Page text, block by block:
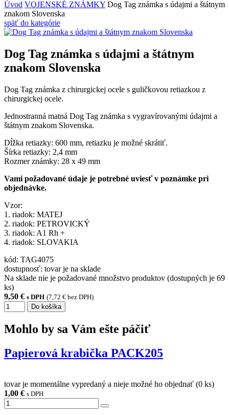
Úvod VOJENSKÉ ZNÁMKY Dog Tag známka s údajmi a štátnym
znakom Slovenska
späť do kategórie
Dog Tag známka s údajmi a štátnym
znakom Slovenska
Dog Tag známka z chirurgickej ocele s guličkovou retiazkou z
chirurgickej ocele.
Jednostranná matná Dog Tag známka s vygravírovanými údajmi a
štátnym znakom Slovenska.
Dĺžka retiazky: 600 mm, retiazku je možné skrátiť.
Šírka retiazky: 2,4 mm
Rozmer známky: 28 x 49 mm
Vami požadované údaje je potrebné uviesť v poznámke pri
objednávke.
Vzor:
1. riadok: MATEJ
2. riadok: PETROVICKÝ
3. riadok: A1 Rh +
4. riadok: SLOVAKIA
kód: TAG4075
dostupnosť: tovar je na sklade
Na sklade nie je požadované množstvo produktov (dostupných je 69
ks)
9,50 € s DPH (7,72 € bez DPH)
Do košíka
Mohlo by sa Vám ešte páčiť
Papierová krabička PACK205
tovar je momentálne vypredaný a nieje možné ho objednať (0 ks)
1,00 € s DPH